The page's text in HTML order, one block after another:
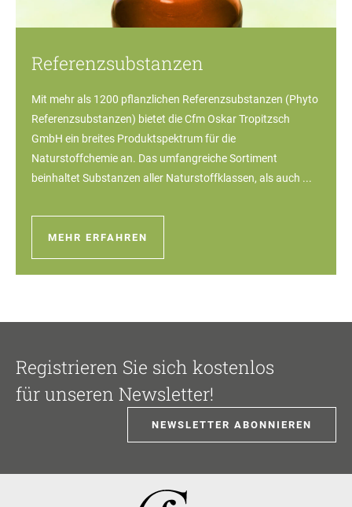
Referenzsubstanzen
Mit mehr als 1200 pflanzlichen Referenzsubstanzen (Phyto
Referenzsubstanzen) bietet die Cfm Oskar Tropitzsch
GmbH ein breites Produktspektrum für die
Naturstoffchemie an. Das umfangreiche Sortiment
beinhaltet Substanzen aller Naturstoffklassen, als auch ...
MEHR ERFAHREN
Registrieren Sie sich kostenlos
für unseren Newsletter!
NEWSLETTER ABONNIEREN